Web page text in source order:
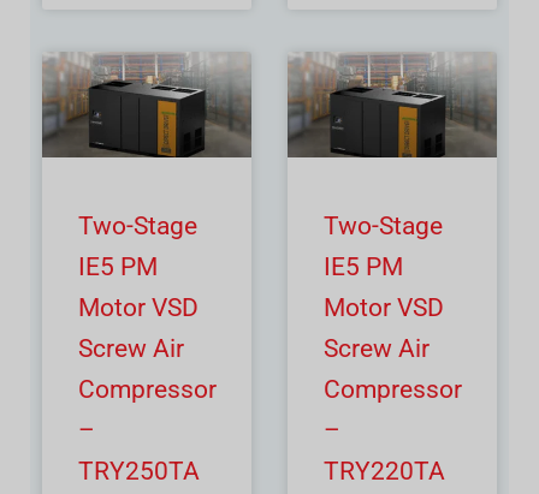
Two-Stage
IE5 PM
Motor VSD
Screw Air
Compressor
–
TRY250TA
Two-Stage
IE5 PM
Motor VSD
Screw Air
Compressor
–
TRY220TA